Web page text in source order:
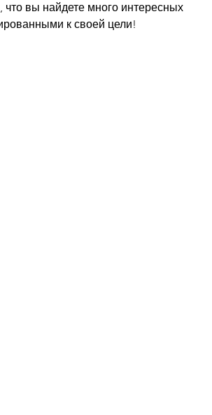
вы найдете много интересных
к своей цели!